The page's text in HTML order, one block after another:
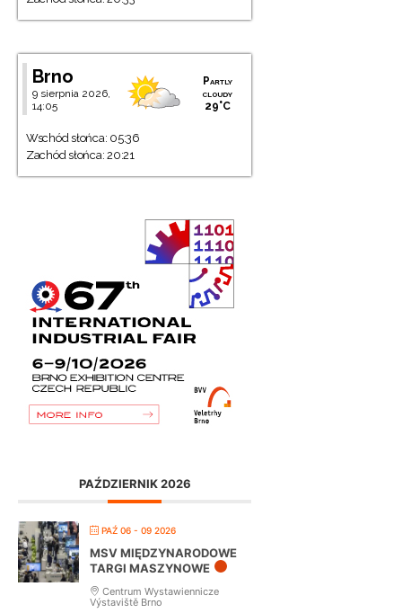
Brno
9 sierpnia 2026,
14:05
Partly
cloudy
29°C
Wschód słońca: 05:36
Zachód słońca: 20:21
PAŹDZIERNIK 2026
PAŹ 06 - 09 2026
MSV MIĘDZYNARODOWE
TARGI MASZYNOWE
Centrum Wystawiennicze
Výstaviště Brno